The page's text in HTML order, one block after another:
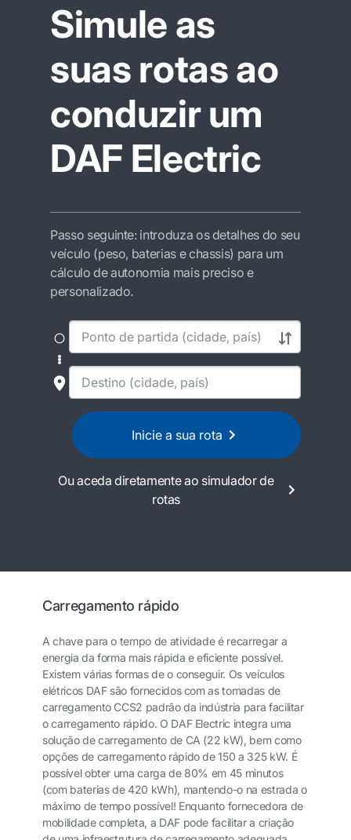
Simule as
suas rotas ao
conduzir um
DAF Electric
Passo seguinte: introduza os detalhes do seu
veículo (peso, baterias e chassis) para um
cálculo de autonomia mais preciso e
personalizado.
Inicie a sua rota
Ou aceda diretamente ao simulador de
rotas
Carregamento rápido
A chave para o tempo de atividade é recarregar a
energia da forma mais rápida e eficiente possível.
Existem várias formas de o conseguir. Os veículos
elétricos DAF são fornecidos com as tomadas de
carregamento CCS2 padrão da indústria para facilitar
o carregamento rápido. O DAF Electric integra uma
solução de carregamento de CA (22 kW), bem como
opções de carregamento rápido de 150 a 325 kW. É
possível obter uma carga de 80% em 45 minutos
(com baterias de 420 kWh), mantendo-o na estrada o
máximo de tempo possível! Enquanto fornecedora de
mobilidade completa, a DAF pode facilitar a criação